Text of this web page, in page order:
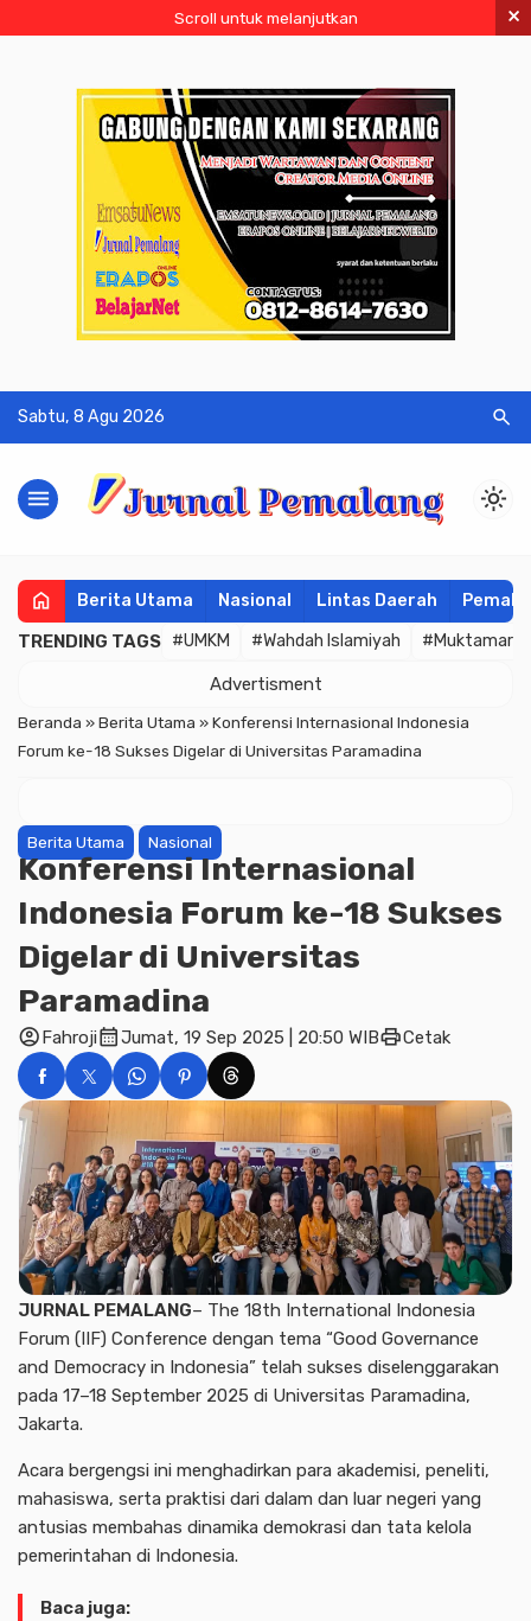
Scroll untuk melanjutkan ×
Sabtu, 8 Agu 2026 search
menu light_mode
home Berita Utama Nasional Lintas Daerah
TRENDING TAGS #UMKM #Wahdah Islamiyah #Muktamar
Advertisment
Beranda »Berita Utama »Konferensi Internasional Indonesia
Forum ke-18 Sukses Digelar di Universitas Paramadina
Berita Utama Nasional
Konferensi Internasional
Indonesia Forum ke-18 Sukses
Digelar di Universitas
Paramadina
account_circleFahrojicalendar_monthJumat, 19 Sep 2025 | 20:50 WIBprintCetak
JURNAL PEMALANG– The 18th International Indonesia
Forum (IIF) Conference dengan tema “Good Governance
and Democracy in Indonesia” telah sukses diselenggarakan
pada 17–18 September 2025 di Universitas Paramadina,
Jakarta.
Acara bergengsi ini menghadirkan para akademisi, peneliti,
mahasiswa, serta praktisi dari dalam dan luar negeri yang
antusias membahas dinamika demokrasi dan tata kelola
pemerintahan di Indonesia.
Baca juga: